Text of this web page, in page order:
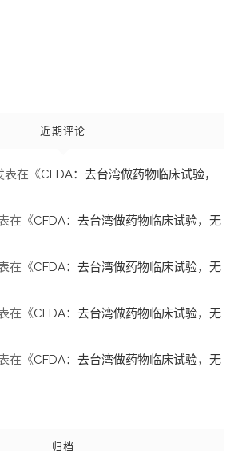
近期评论
表在《CFDA：去台湾做药物临床试验，
在《CFDA：去台湾做药物临床试验，无
在《CFDA：去台湾做药物临床试验，无
在《CFDA：去台湾做药物临床试验，无
在《CFDA：去台湾做药物临床试验，无
归档